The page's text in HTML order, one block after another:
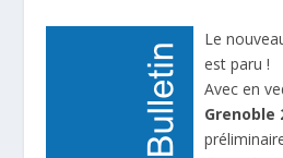
Le
est paru !
Avec en
Grenoble